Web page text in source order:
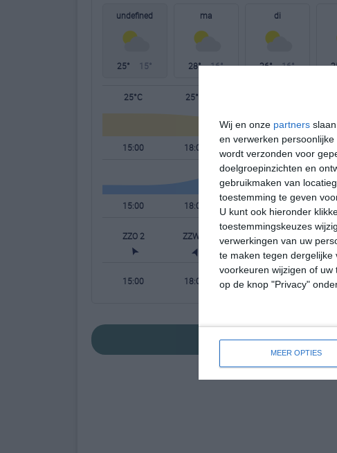
Wij en onze partners
en verwerken
wordt verzonden voor
doelgroepinzichten en
gebruikmaken van
toestemming te geven
U kunt ook hieronder
toestemmingskeuzes
verwerkingen van uw
te maken tegen dergelijke
voorkeuren wijzigen of
op de knop "Privacy"
MEER OPTIES
undefined
25° 15°
ma
28° 16°
di
26° 16°
25°C 25°C
15:00 18:00 00:00
15:00 18:00
ZZO 2 ZZW 1 NNO 1
15:00 18:00 21:00 00:00
bekijk de uitgebreide